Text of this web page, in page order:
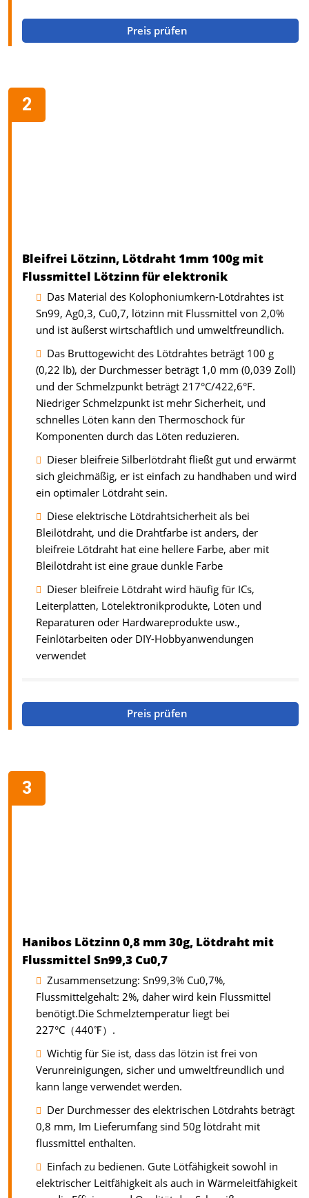
Preis prüfen
Bleifrei Lötzinn, Lötdraht 1mm 100g mit
Flussmittel Lötzinn für elektronik
Das Material des Kolophoniumkern-Lötdrahtes ist
Sn99, Ag0,3, Cu0,7, lötzinn mit Flussmittel von 2,0%
und ist äußerst wirtschaftlich und umweltfreundlich.
Das Bruttogewicht des Lötdrahtes beträgt 100 g
(0,22 lb), der Durchmesser beträgt 1,0 mm (0,039 Zoll)
und der Schmelzpunkt beträgt 217°C/422,6°F.
Niedriger Schmelzpunkt ist mehr Sicherheit, und
schnelles Löten kann den Thermoschock für
Komponenten durch das Löten reduzieren.
Dieser bleifreie Silberlötdraht fließt gut und erwärmt
sich gleichmäßig, er ist einfach zu handhaben und wird
ein optimaler Lötdraht sein.
Diese elektrische Lötdrahtsicherheit als bei
Bleilötdraht, und die Drahtfarbe ist anders, der
bleifreie Lötdraht hat eine hellere Farbe, aber mit
Bleilötdraht ist eine graue dunkle Farbe
Dieser bleifreie Lötdraht wird häufig für ICs,
Leiterplatten, Lötelektronikprodukte, Löten und
Reparaturen oder Hardwareprodukte usw.,
Feinlötarbeiten oder DIY-Hobbyanwendungen
verwendet
Preis prüfen
Hanibos Lötzinn 0,8 mm 30g, Lötdraht mit
Flussmittel Sn99,3 Cu0,7
Zusammensetzung: Sn99,3% Cu0,7%,
Flussmittelgehalt: 2%, daher wird kein Flussmittel
benötigt.Die Schmelztemperatur liegt bei
227°C（440℉）.
Wichtig für Sie ist, dass das lötzin ist frei von
Verunreinigungen, sicher und umweltfreundlich und
kann lange verwendet werden.
Der Durchmesser des elektrischen Lötdrahts beträgt
0,8 mm, Im Lieferumfang sind 50g lötdraht mit
flussmittel enthalten.
Einfach zu bedienen. Gute Lötfähigkeit sowohl in
elektrischer Leitfähigkeit als auch in Wärmeleitfähigkeit